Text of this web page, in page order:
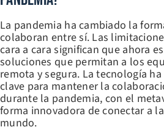
La pandemia ha cambiado la
colaboran entre sí. Las
cara a cara significan que ahora
soluciones que permitan a los
remota y segura. La tecnología
clave para mantener la
durante la pandemia, con el
forma innovadora de conectar a
mundo.